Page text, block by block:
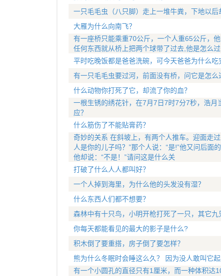
一只毛毛虫（八只脚）走上一堆牛粪，下地以
大雁为什么向南飞？
有一座桥只能乘重70公斤，一个人重65公斤，
任何东西就从桥上把两个球带了过去,他是怎么
平时吃晚饭都是爸爸洗碗，可今天爸爸为什么吃
有一只毛毛虫要过河，前面没有桥，问它是怎么
什么动物你打死了它，却流了你的血？
一根生锈的绣花针，在7月7日7时7分7秒，浩
应？
什么筋伤了不能贴膏药？
奇妙的关系 在斜坡上，有两个人推车。迎面走
人是你的儿子吗？”那个人说：“是!”他又问后面
他却说：“不是！”请问这是什么关
打破了什么人人都叫好？
一个人掉到海里，为什么他的头发没有湿？
什么东西人们都不想要？
森林中有十只鸟，小明开枪打死了一只，其它
你每天都能看见的最大的影子是什么?
积木倒了要重搭，房子倒了要怎样？
熊为什么冬眠时会睡这么久？ 因为没人敢叫它
有一个小圆孔的直径只有1厘米，而一种体积达